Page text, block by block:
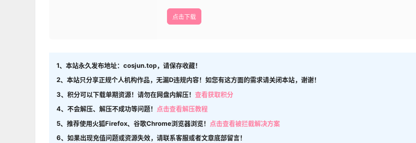
点击下载
1、本站永久发布地址：cosjun.top，请保存收藏！
2、本站只分享正规个人机构作品，无漏D违规内容！如您有这方面的需求请关闭本站，谢谢！
3、积分可以下载单期资源！请勿在网盘内解压！ 查看获取积分
4、不会解压、解压不成功等问题！
点击查看解压教程
5、推荐使用火狐Firefox、谷歌Chrome浏览器浏览！
点击查看被拦截解决方案
6、如果出现充值问题或资源失效，请联系客服或者文章底部留言！